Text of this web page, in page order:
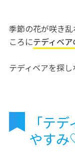
季節の花が咲き
ころにテディベ
テディベアを探
「テ
やす